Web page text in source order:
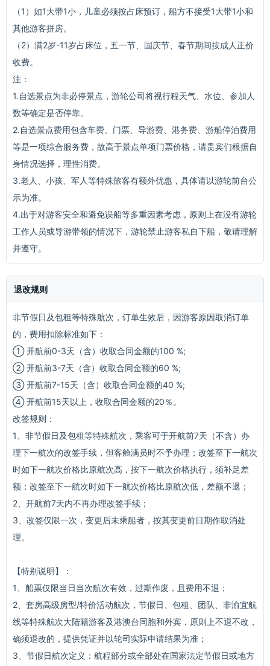
（1）如1大带1小，儿童必须按占床预订，船方不接受1大带1小和
其他游客拼房。
（2）满2岁-11岁占床位，五一节、国庆节、春节期间按成人正价
收费。
注：
1.自选景点为非必停景点，游轮公司将视行程天气、水位、参加人
数等确定是否停靠。
2.自选景点费用包含车费、门票、导游费、港务费、游船停泊费用
等是一项综合服务费，故高于景点单项门票价格，请贵宾们根据自
身情况选择，理性消费。
3.老人、小孩、军人等特殊旅客有额外优惠，具体请以游轮前台公
示为准。
4.出于对游客安全和避免误船等多重因素考虑，原则上在没有游轮
工作人员或导游带领的情况下，游轮禁止游客私自下船，敬请理解
并遵守。
退改规则
非节假日及包租等特殊航次，订单生效后，因游客原因取消订单
的，费用扣除标准如下：
① 开航前0-3天（含）收取合同金额的100 %;
② 开航前3-7天（含）收取合同金额的60 %;
③ 开航前7-15天（含）收取合同金额的40 %;
④ 开航前15天以上，收取合同金额的20％。
改签规则：
1、非节假日及包租等特殊航次，乘客可于开航前7天（不含）办
理下一航次的改签手续，但客舱满员时不予办理；改签至下一航次
时如下一航次价格比原航次高，按下一航次价格执行，须补足差
额；改签至下一航次时如下一航次价格比原航次低，差额不退；
2、开航前7天内不再办理改签手续；
3、改签仅限一次，变更后未乘船者，按其变更前日期作取消处
理。
【特别说明】：
1、船票仅限当日当次航次有效，过期作废，且费用不退；
2、套房高级房型/特价活动航次，节假日、包租、团队、非渝宜航
线等特殊航次大陆籍游客及港澳台同胞和外宾，原则上不退不改，
确须退改的，提供凭证并以轮司实际申请结果为准；
3、节假日航次定义：航程部分或全部处在国家法定节假日或地方